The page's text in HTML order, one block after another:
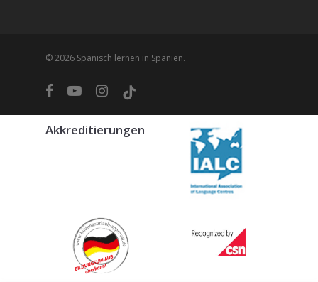
© 2026 Spanisch lernen in Spanien.
facebookyoutubeinstagram
tiktok
Akkreditierungen